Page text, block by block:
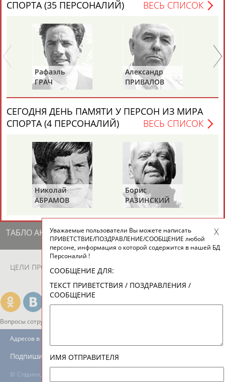
Каримжан
Аделя
Андрей
Герман
Рамазан
АБДУЛАЕВ
Тагир
АБДУЛАЕВ
Камиль
АБДУЛАЗИЗОВ
Загалав
Камалудин
АБДУЛДАУДОВ
Абдула
АБДУЛЖАЛИЛОВ
Магомед
АБДУЛКАГИРОВ
Назир
24 персон из 13181
ЕЩЁ ПЕРСОНЫ
ТАБЛО АКТИВНОСТИ
ЦЕЛИ ПРОЕКТА КОНТАКТЫ
Вопросы сотрудничества и совместной деятельности
© Стадион, 1998-2026
Адресов в новостной рассылке: 996
Подпишись
СПОРТА (35 ПЕРСОНАЛИЙ)
ВЕСЬ СПИСОК
Рафаэль
ГРАЧ
Александр
ПРИВАЛОВ
СЕГОДНЯ ДЕНЬ ПАМЯТИ У ПЕРСОН ИЗ МИРА
СПОРТА (4 ПЕРСОНАЛИЙ)
ВЕСЬ СПИСОК
Николай
АБРАМОВ
Борис
РАЗИНСКИЙ
Уважаемые пользователи Вы можете написать
ПРИВЕТСТВИЕ/ПОЗДРАВЛЕНИЕ/СООБЩЕНИЕ любой
персоне, информация о которой содержится в нашей БД
Персоналий !
СООБЩЕНИЕ ДЛЯ:
ТЕКСТ ПРИВЕТСТВИЯ / ПОЗДРАВЛЕНИЯ /
СООБЩЕНИЕ
ИМЯ ОТПРАВИТЕЛЯ